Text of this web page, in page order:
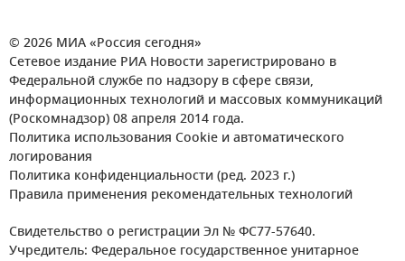
© 2026 МИА «Россия сегодня»
Сетевое издание РИА Новости зарегистрировано в
Федеральной службе по надзору в сфере связи,
информационных технологий и массовых коммуникаций
(Роскомнадзор) 08 апреля 2014 года.
Политика использования Cookie и автоматического
логирования
Политика конфиденциальности (ред. 2023 г.)
Правила применения рекомендательных технологий
Свидетельство о регистрации Эл № ФС77-57640.
Учредитель: Федеральное государственное унитарное